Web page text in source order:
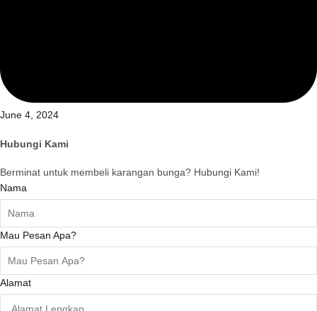
June 4, 2024
Hubungi Kami
Berminat untuk membeli karangan bunga? Hubungi Kami!
Nama
Mau Pesan Apa?
Alamat